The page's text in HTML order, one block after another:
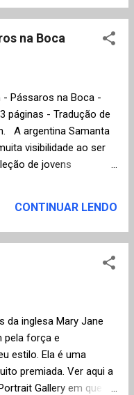
século XX, Ulysses do
mas ambientado em
dia na vida de Leopold
dia, 16 de junho de
o "Bloomsday" em
Leopold Bloom
o "fluxo de
moderno
Ulisses publicada no
foi lançada em 1966 e
do filólogo ...
na Boca
- Pássaros na Boca -
páginas - Tradução de
A argentina Samanta
visibilidade ao ser
de jovens
e de sete países
tinham até 35 anos
se em Imagem e
primeiro livro, El núcleo
muito premiado na
obteve o prêmio Casa
este Pássaros na boca .
de dezoito contos
CONTINUAR LENDO
da inglesa Mary Jane
pela força e
estilo. Ela é uma
premiada. Ver aqui a
Gallery em que